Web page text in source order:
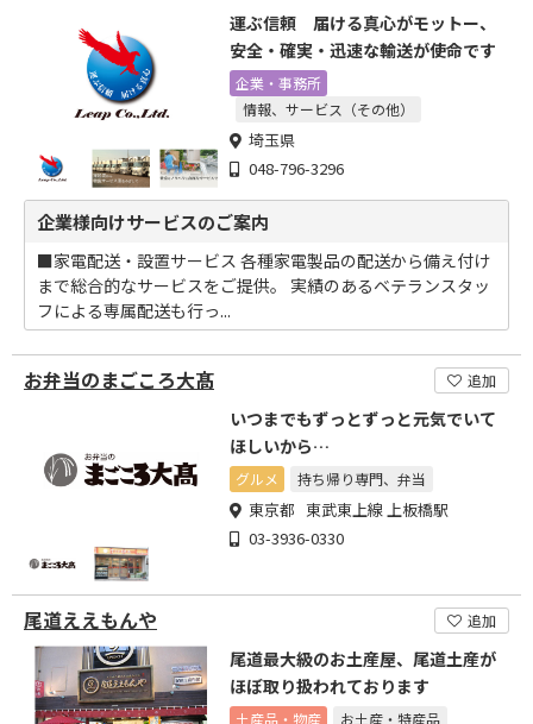
運ぶ信頼 届ける真心がモットー、
安全・確実・迅速な輸送が使命です
企業・事務所
情報、サービス（その他）
埼玉県
048-796-3296
企業様向けサービスのご案内
■家電配送・設置サービス 各種家電製品の配送から備え付け
まで総合的なサービスをご提供。 実績のあるベテランスタッ
フによる専属配送も行っ...
お弁当のまごころ大髙 追加
いつまでもずっとずっと元気でいて
ほしいから…
グルメ 持ち帰り専門、弁当
東京都 東武東上線 上板橋駅
03-3936-0330
尾道ええもんや 追加
尾道最大級のお土産屋、尾道土産が
ほぼ取り扱われております
土産品・物産 お土産・特産品